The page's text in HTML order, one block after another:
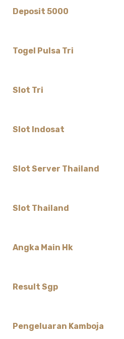
Deposit 5000
Togel Pulsa Tri
Slot Tri
Slot Indosat
Slot Server Thailand
Slot Thailand
Angka Main Hk
Result Sgp
Pengeluaran Kamboja